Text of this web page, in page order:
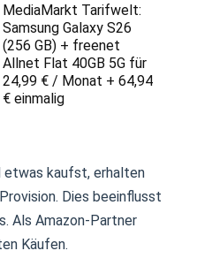
MediaMarkt Tarifwelt:
Samsung Galaxy S26
(256 GB) + freenet
Allnet Flat 40GB 5G für
24,99 € / Monat + 64,94
€ einmalig
etwas kaufst, erhalten
Dies beeinflusst
Als Amazon-Partner
Käufen.